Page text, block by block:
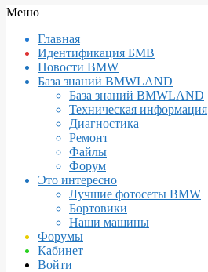
Вторичное
навигации
Меню
Главная
Идентификация БМВ
Новости BMW
База знаний BMWLAND
База знаний BMWLAND
Техническая информация
Диагностика
Ремонт
Файлы
Форум
Это интересно
Лучшие фотосеты BMW
Бортовики
Наши машины
Форумы
Кабинет
Войти